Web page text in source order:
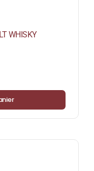
WHISKY